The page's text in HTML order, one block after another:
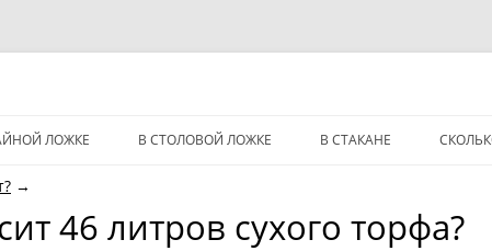
ЛОЖКЕ В СТОЛОВОЙ ЛОЖКЕ В СТАКАНЕ
→
46 литров сухого торфа?